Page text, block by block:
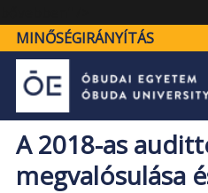
2018-
auditterv
megvalósulása
eredménye"
MINŐSÉGIRÁNYÍTÁS
A 2018-as
megvalósulása